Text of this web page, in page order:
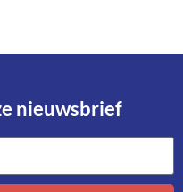
nieuwsbrief​